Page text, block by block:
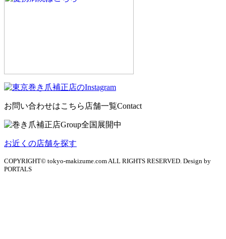
お問い合わせはこちら 店舗一覧Contact
お近くの店舗を探す
COPYRIGHT© tokyo-makizume.com ALL RIGHTS RESERVED. Design by
PORTALS